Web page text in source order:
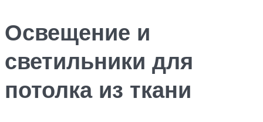
Освещение и
светильники для
потолка из ткани